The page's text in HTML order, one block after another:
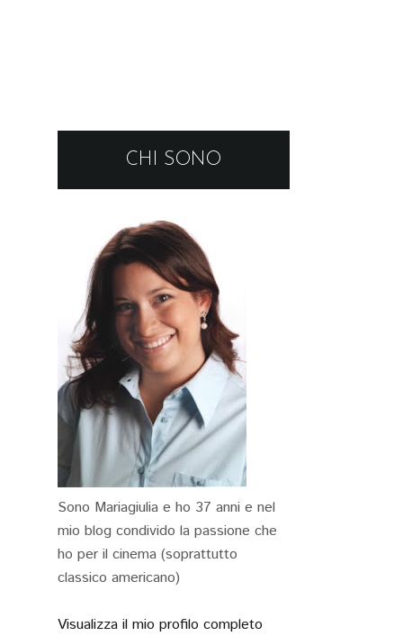
CHI SONO
Sono Mariagiulia e ho 37 anni e nel
mio blog condivido la passione che
ho per il cinema (soprattutto
classico americano)
Visualizza il mio profilo completo